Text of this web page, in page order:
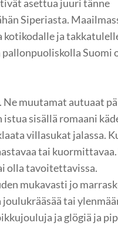
asettua juuri tänne
Siperiasta.
kotikodalle ja
Suomi
muutamat autuaat
sisällä romaani
villasukat jalassa.
tai kuormittavaa.
olla tavoitettavissa.
mukavasti jo
tai
ja glögiä ja